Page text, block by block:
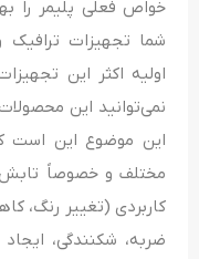
خواص فعلی پلیمر را
شما تجهیزات ترافیک
نمی‌توانید این
این موضوع این است
مختلف و خصوصاً تابش
کاربردی (تغییر رنگ،
ضربه، شکنندگی،